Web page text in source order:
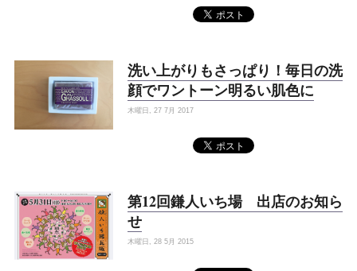
洗い上がりもさっぱり！毎日の洗
顔でワントーン明るい肌色に
木曜日, 27 7月 2017
第12回鎌人いち場 出店のお知ら
せ
木曜日, 28 5月 2015